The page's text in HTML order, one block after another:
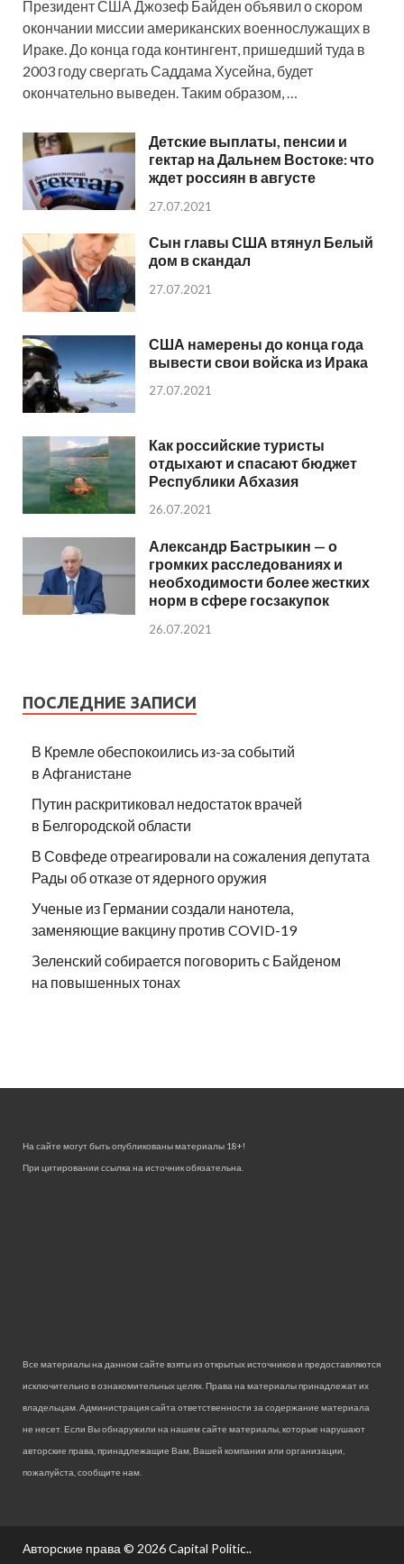
Президент США Джозеф Байден объявил о скором
окончании миссии американских военнослужащих в
Ираке. До конца года контингент, пришедший туда в
2003 году свергать Саддама Хусейна, будет
окончательно выведен. Таким образом, …
Детские выплаты, пенсии и
гектар на Дальнем Востоке: что
ждет россиян в августе
27.07.2021
Сын главы США втянул Белый
дом в скандал
27.07.2021
США намерены до конца года
вывести свои войска из Ирака
27.07.2021
Как российские туристы
отдыхают и спасают бюджет
Республики Абхазия
26.07.2021
Александр Бастрыкин — о
громких расследованиях и
необходимости более жестких
норм в сфере госзакупок
26.07.2021
ПОСЛЕДНИЕ ЗАПИСИ
В Кремле обеспокоились из-за событий
в Афганистане
Путин раскритиковал недостаток врачей
в Белгородской области
В Совфеде отреагировали на сожаления депутата
Рады об отказе от ядерного оружия
Ученые из Германии создали нанотела,
заменяющие вакцину против COVID-19
Зеленский собирается поговорить с Байденом
на повышенных тонах
На сайте могут быть опубликованы материалы 18+!
При цитировании ссылка на источник обязательна.
Все материалы на данном сайте взяты из открытых источников и предоставляются
исключительно в ознакомительных целях. Права на материалы принадлежат их
владельцам. Администрация сайта ответственности за содержание материала
не несет. Если Вы обнаружили на нашем сайте материалы, которые нарушают
авторские права, принадлежащие Вам, Вашей компании или организации,
пожалуйста, сообщите нам.
Авторские права © 2026Capital Politic..